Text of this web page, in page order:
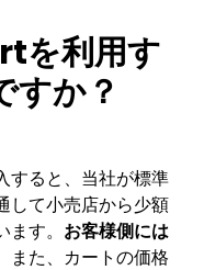
を利用す
すか？
すると、当社が標準
して小売店から少額
す。 お客様側には
また、カートの価格